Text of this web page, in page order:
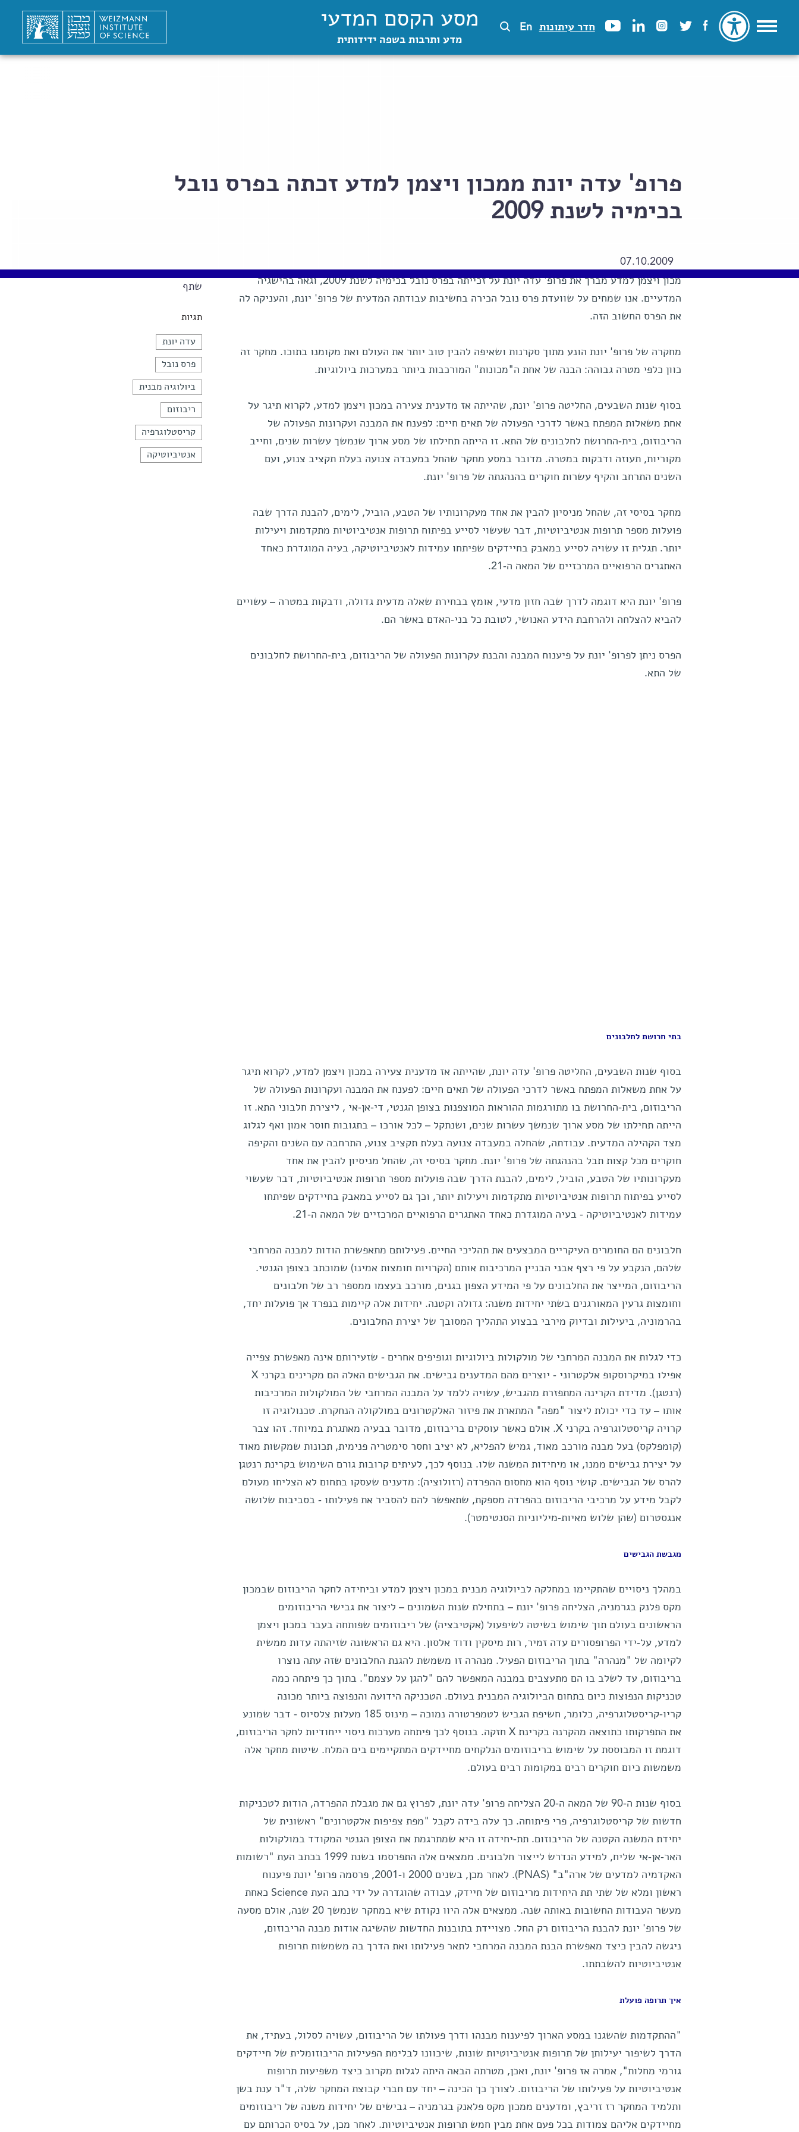
חדר עיתונות En מסע הקסם המדעי
מדע ותרבות בשפה ידידותית
פרופ' עדה יונת ממכון ויצמן למדע זכתה בפרס נובל
בכימיה לשנת 2009
07.10.2009
שתף
תגיות
עדה יונת
פרס נובל
ביולוגיה מבנית
ריבוזום
קריסטלוגרפיה
אנטיביוטיקה
מכון ויצמן למדע מברך את פרופ' עדה יונת על זכייתה בפרס נובל בכימיה לשנת 2009, וגאה בהישגיה
המדעיים. אנו שמחים על שוועדת פרס נובל הכירה בחשיבות עבודתה המדעית של פרופ' יונת, והעניקה לה
את הפרס החשוב הזה.
מחקרה של פרופ' יונת הונע מתוך סקרנות ושאיפה להבין טוב יותר את העולם ואת מקומנו בתוכו. מחקר זה
כוון כלפי מטרה גבוהה: הבנה של אחת ה"מכונות" המורכבות ביותר במערכות ביולוגיות.
בסוף שנות השבעים, החליטה פרופ' יונת, שהייתה אז מדענית צעירה במכון ויצמן למדע, לקרוא תיגר על
אחת משאלות המפתח באשר לדרכי הפעולה של תאים חיים: לפענח את המבנה ועקרונות הפעולה של
הריבוזום, בית-החרושת לחלבונים של התא. זו הייתה תחילתו של מסע ארוך שנמשך עשרות שנים, וחייב
מקוריות, תעוזה ודבקות במטרה. מדובר במסע מחקר שהחל במעבדה צנועה בעלת תקציב צנוע, ועם
השנים התרחב והקיף עשרות חוקרים בהנהגתה של פרופ' יונת.
מחקר בסיסי זה, שהחל מניסיון להבין את אחד מעקרונותיו של הטבע, הוביל, לימים, להבנת הדרך שבה
פועלות מספר תרופות אנטיביוטיות, דבר שעשוי לסייע בפיתוח תרופות אנטיביוטיות מתקדמות ויעילות
יותר. תגלית זו עשויה לסייע במאבק בחיידקים שפיתחו עמידות לאנטיביוטיקה, בעיה המוגדרת כאחד
האתגרים הרפואיים המרכזיים של המאה ה-21.
פרופ' יונת היא דוגמה לדרך שבה חזון מדעי, אומץ בבחירת שאלה מדעית גדולה, ודבקות במטרה – עשויים
להביא להצלחה ולהרחבת הידע האנושי, לטובת כל בני-האדם באשר הם.
הפרס ניתן לפרופ' יונת על פיענוח המבנה והבנת עקרונות הפעולה של הריבוזום, בית-החרושת לחלבונים
של התא.
בתי חרושת לחלבונים
בסוף שנות השבעים, החליטה פרופ' עדה יונת, שהייתה אז מדענית צעירה במכון ויצמן למדע, לקרוא תיגר
על אחת משאלות המפתח באשר לדרכי הפעולה של תאים חיים: לפענח את המבנה ועקרונות הפעולה של
הריבוזום, בית-החרושת בו מתורגמות ההוראות המוצפנות בצופן הגנטי, די-אן-אי , ליצירת חלבוני התא. זו
הייתה תחילתו של מסע ארוך שנמשך עשרות שנים, ושנתקל – לכל אורכו – בתגובות חוסר אמון ואף לגלוג
מצד הקהילה המדעית. עבודתה, שהחלה במעבדה צנועה בעלת תקציב צנוע, התרחבה עם השנים והקיפה
חוקרים מכל קצות תבל בהנהגתה של פרופ' יונת. מחקר בסיסי זה, שהחל מניסיון להבין את אחד
מעקרונותיו של הטבע, הוביל, לימים, להבנת הדרך שבה פועלות מספר תרופות אנטיביוטיות, דבר שעשוי
לסייע בפיתוח תרופות אנטיביוטיות מתקדמות ויעילות יותר, וכך גם לסייע במאבק בחיידקים שפיתחו
עמידות לאנטיביוטיקה - בעיה המוגדרת כאחד האתגרים הרפואיים המרכזיים של המאה ה-21.
חלבונים הם החומרים העיקריים המבצעים את תהליכי החיים. פעילותם מתאפשרת הודות למבנה המרחבי
שלהם, הנקבע על פי רצף אבני הבניין המרכיבות אותם (הקרויות חומצות אמינו) שמוכתב בצופן הגנטי.
הריבוזום, המייצר את החלבונים על פי המידע הצפון בגנים, מורכב בעצמו ממספר רב של חלבונים
וחומצות גרעין המאורגנים בשתי יחידות משנה: גדולה וקטנה. יחידות אלה קיימות בנפרד אך פועלות יחד,
בהרמוניה, ביעילות ובדיוק מירבי בבצוע התהליך המסובך של יצירת החלבונים.
כדי לגלות את המבנה המרחבי של מולקולות ביולוגיות וגופיפים אחרים - שזעירותם אינה מאפשרת צפייה
אפילו במיקרוסקופ אלקטרוני - יוצרים מהם המדענים גבישים. את הגבישים האלה הם מקרינים בקרני X
(רנטגן). מדידת הקרינה המתפזרת מהגביש, עשויה ללמד על המבנה המרחבי של המולקולות המרכיבות
אותו – עד כדי יכולת ליצור "מפה" המתארת את פיזור האלקטרונים במולקולה הנחקרת. טכנולוגיה זו
קרויה קריסטלוגרפיה בקרני X. אולם כאשר עוסקים בריבוזום, מדובר בבעיה מאתגרת במיוחד. זהו צבר
(קומפלקס) בעל מבנה מורכב מאוד, גמיש להפליא, לא יציב וחסר סימטריה פנימית, תכונות שמקשות מאוד
על יצירת גבישים ממנו, או מיחידות המשנה שלו. בנוסף לכך, לעיתים קרובות גורם השימוש בקרינת רנטגן
להרס של הגבישים. קושי נוסף הוא מחסום ההפרדה (רזולוציה): מדענים שעסקו בתחום לא הצליחו מעולם
לקבל מידע על מרכיבי הריבוזום בהפרדה מספקת, שתאפשר להם להסביר את פעילותו - בסביבות שלושה
אנגסטרום (שהן שלוש מאיות-מיליוניות הסנטימטר).
מגבשת הגבישים
במהלך ניסויים שהתקיימו במחלקה לביולוגיה מבנית במכון ויצמן למדע וביחידה לחקר הריבוזום שבמכון
מקס פלנק בגרמניה, הצליחה פרופ' יונת – בתחילת שנות השמונים – ליצור את גבישי הריבוזומים
הראשונים בעולם תוך שימוש בשיטה לשיפעול (אקטיבציה) של ריבוזומים שפותחה בעבר במכון ויצמן
למדע, על-ידי הפרופסורים עדה זמיר, רות מיסקין ודוד אלסון. היא גם הראשונה שזיהתה עדות ממשית
לקיומה של "מנהרה" בתוך הריבוזום הפעיל. מנהרה זו משמשת להגנת החלבונים שזה עתה נוצרו
בריבוזום, עד לשלב בו הם מתעצבים במבנה המאפשר להם "להגן על עצמם". בתוך כך פיתחה כמה
טכניקות הנפוצות כיום בתחום הביולוגיה המבנית בעולם. הטכניקה הידועה והנפוצה ביותר מכונה
קריו-קריסטלוגרפיה, כלומר, חשיפת הגביש לטמפרטורה נמוכה – מינוס 185 מעלות צלסיוס - דבר שמונע
את התפרקותו כתוצאה מהקרנה בקרינת X חזקה. בנוסף לכך פיתחה מערכות ניסוי ייחודיות לחקר הריבוזום,
דוגמת זו המבוססת על שימוש בריבוזומים הנלקחים מחיידקים המתקיימים בים המלח. שיטות מחקר אלה
משמשות כיום חוקרים רבים במקומות רבים בעולם.
בסוף שנות ה-90 של המאה ה-20 הצליחה פרופ' עדה יונת, לפרוץ גם את מגבלת ההפרדה, הודות לטכניקות
חדשות של קריסטלוגרפיה, פרי פיתוחה. כך עלה בידה לקבל "מפת צפיפות אלקטרונים" ראשונית של
יחידת המשנה הקטנה של הריבוזום. תת-יחידה זו היא שמתרגמת את הצופן הגנטי המקודד במולקולות
האר-אן-אי שליח, למידע הנדרש לייצור חלבונים. ממצאים אלה התפרסמו בשנת 1999 בכתב העת "רשומות
האקדמיה למדעים של ארה"ב" (PNAS). לאחר מכן, בשנים 2000 ו-2001, פרסמה פרופ' יונת פיענוח
ראשון ומלא של שתי תת היחידות מריבוזום של חיידק, עבודה שהוגדרה על ידי כתב העת Science כאחת
מעשר העבודות החשובות באותה שנה. ממצאים אלה היוו נקודת שיא במחקר שנמשך 20 שנה, אולם מסעה
של פרופ' יונת להבנת הריבוזום רק החל. מצויידת בתובנות החדשות שהשיגה אודות מבנה הריבוזום,
ניגשה להבין כיצד מאפשרת הבנת המבנה המרחבי לתאר פעילותו ואת הדרך בה משמשות תרופות
אנטיביוטיות להשבתתו.
איך תרופה פועלת
"ההתקדמות שהשגנו במסע הארוך לפיענוח מבנהו ודרך פעולתו של הריבוזום, עשויה לסלול, בעתיד, את
הדרך לשיפור יעילותן של תרופות אנטיביוטיות שונות, שיכוונו לבלימת הפעילות הריבוזומלית של חיידקים
גורמי מחלות", אמרה אז פרופ' יונת, ואכן, מטרתה הבאה היתה לגלות מקרוב כיצד משפיעות תרופות
אנטיביוטיות על פעילותו של הריבוזום. לצורך כך הכינה – יחד עם חברי קבוצת המחקר שלה, ד"ר ענת בשן
ותלמיד המחקר רז זריבץ, ומדענים ממכון מקס פלאנק בגרמניה – גבישים של יחידות משנה של ריבוזומים
מחיידקים אליהם צמודות בכל פעם אחת מבין חמש תרופות אנטיביוטיות. לאחר מכן, על בסיס הכרותם עם